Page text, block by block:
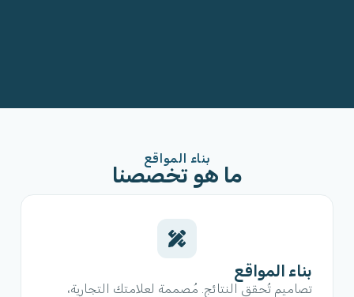
بناء المواقع
ما هو تخصصنا
بناء المواقع
تصاميم تُحقق النتائج. مُصممة لعلامتك التجارية،